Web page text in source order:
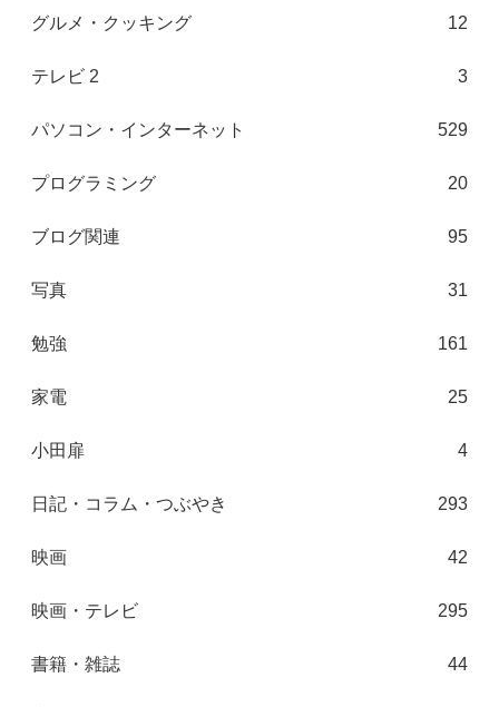
グルメ・クッキング 12
テレビ 2 3
パソコン・インターネット 529
プログラミング 20
ブログ関連 95
写真 31
勉強 161
家電 25
小田扉 4
日記・コラム・つぶやき 293
映画 42
映画・テレビ 295
書籍・雑誌 44